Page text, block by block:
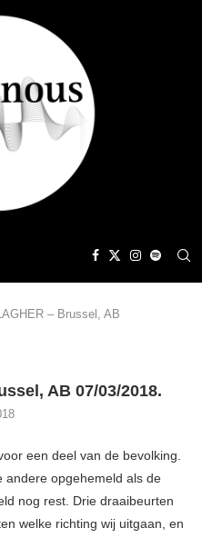
– Brussel, AB
AB 07/03/2018.
een deel van de bevolking.
andere opgehemeld als de
nog rest. Drie draaibeurten
welke richting wij uitgaan, en